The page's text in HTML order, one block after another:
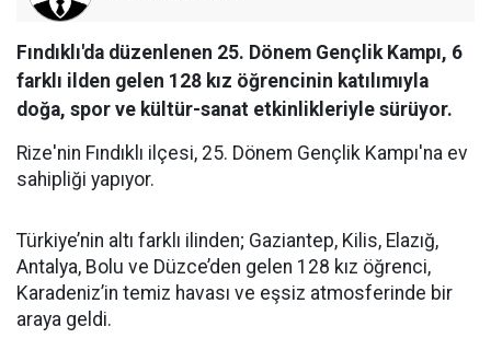
Fındıklı'da düzenlenen 25. Dönem Gençlik Kampı, 6
farklı ilden gelen 128 kız öğrencinin katılımıyla
doğa, spor ve kültür-sanat etkinlikleriyle sürüyor.
Rize'nin Fındıklı ilçesi, 25. Dönem Gençlik Kampı'na ev
sahipliği yapıyor.
Türkiye’nin altı farklı ilinden; Gaziantep, Kilis, Elazığ,
Antalya, Bolu ve Düzce’den gelen 128 kız öğrenci,
Karadeniz’in temiz havası ve eşsiz atmosferinde bir
araya geldi.